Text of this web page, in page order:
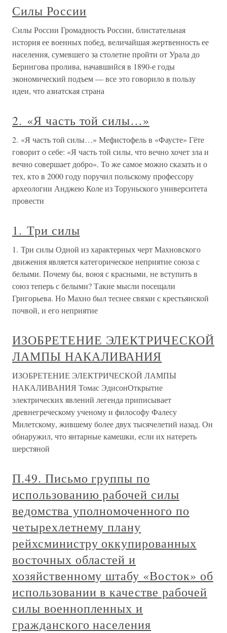
Силы России
Силы России Громадность России, блистательная
история ее военных побед, величайшая жертвенность ее
населения, сумевшего за столетие пройти от Урала до
Берингова пролива, начавшийся в 1890-е годы
экономический подъем — все это говорило в пользу
идеи, что азиатская страна
2. «Я часть той силы…»
2. «Я часть той силы…» Мефистофель в «Фаусте» Гёте
говорит о себе: «Я часть той силы, что вечно хочет зла и
вечно совершает добро». То же самое можно сказать и о
тех, кто в 2000 году поручил польскому профессору
археологии Анджею Коле из Торуньского университета
провести
1. Три силы
1. Три силы Одной из характерных черт Махновского
движения является категорическое неприятие союза с
белыми. Почему бы, воюя с красными, не вступить в
союз теперь с белыми? Такие мысли посещали
Григорьева. Но Махно был теснее связан с крестьянской
почвой, и его неприятие
ИЗОБРЕТЕНИЕ ЭЛЕКТРИЧЕСКОЙ
ЛАМПЫ НАКАЛИВАНИЯ
ИЗОБРЕТЕНИЕ ЭЛЕКТРИЧЕСКОЙ ЛАМПЫ
НАКАЛИВАНИЯ Томас ЭдисонОткрытие
электрических явлений легенда приписывает
древнегреческому ученому и философу Фалесу
Милетскому, жившему более двух тысячелетий назад. Он
обнаружил, что янтарные камешки, если их натереть
шерстяной
П.49. Письмо группы по
использованию рабочей силы
ведомства уполномоченного по
четырехлетнему плану
рейхсминистру оккупированных
восточных областей и
хозяйственному штабу «Восток» об
использовании в качестве рабочей
силы военнопленных и
гражданского населения